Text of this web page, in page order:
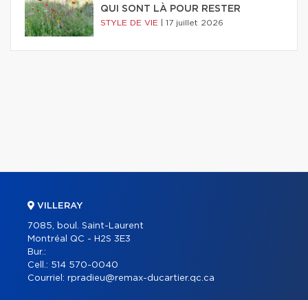
QUI SONT LÀ POUR RESTER
STYLE DE VIE 17 juillet 2026
VILLERAY
7085, boul. Saint-Laurent
Montréal QC - H2S 3E3
Bur.:
Cell.: 514 570-0040
Courriel: rpradieu@remax-ducartier.qc.ca